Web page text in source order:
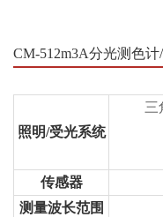
CM-512m3A分光测色计
照明/受光系统
三
传感器
测量波长范围